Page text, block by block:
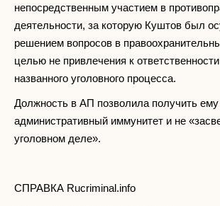
непосредственным участием в
деятельности, за которую Куштов был
решением вопросов в
целью не привлечения к
названного уголовного процесса.
Должность в АП позволила получить ему
административный иммунитет и не
уголовном деле».
СПРАВКА Rucriminal.info